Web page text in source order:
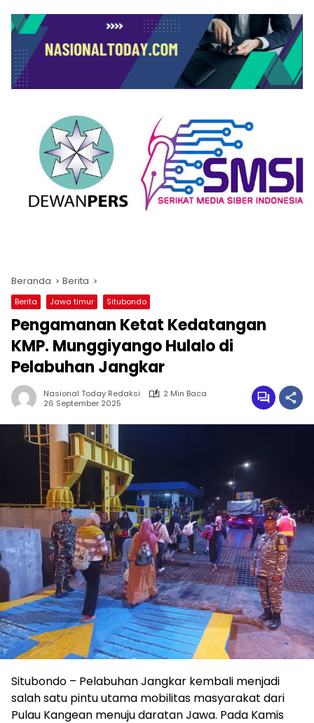
Beranda Berita
Berita Jawa timur Situbondo
Pengamanan Ketat Kedatangan
KMP. Munggiyango Hulalo di
Pelabuhan Jangkar
Nasional Today Redaksi
2 Min Baca
26 September 2025
Situbondo – Pelabuhan Jangkar kembali menjadi
salah satu pintu utama mobilitas masyarakat dari
Pulau Kangean menuju daratan Jawa. Pada Kamis